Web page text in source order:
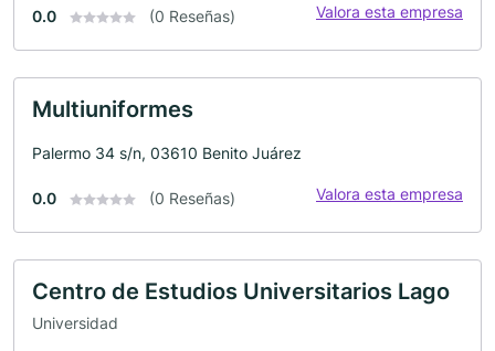
0.0 (0 Reseñas) Valora esta empresa
Multiuniformes
Palermo 34 s/n, 03610 Benito Juárez
0.0 (0 Reseñas) Valora esta empresa
Centro de Estudios Universitarios Lago
Universidad